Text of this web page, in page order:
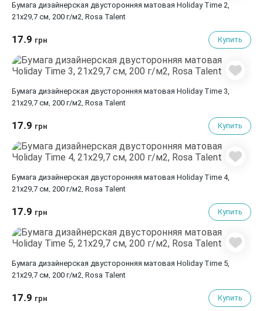
Бумага дизайнерская двусторонняя матовая Holiday Time 2,
21х29,7 см, 200 г/м2, Rosa Talent
17.9 грн Купить
Бумага дизайнерская двусторонняя матовая Holiday Time 3,
21х29,7 см, 200 г/м2, Rosa Talent
17.9 грн Купить
Бумага дизайнерская двусторонняя матовая Holiday Time 4,
21х29,7 см, 200 г/м2, Rosa Talent
17.9 грн Купить
Бумага дизайнерская двусторонняя матовая Holiday Time 5,
21х29,7 см, 200 г/м2, Rosa Talent
17.9 грн Купить